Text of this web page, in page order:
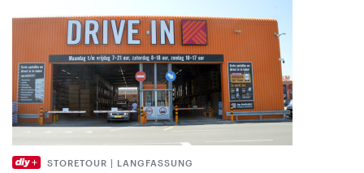
STORETOUR | LANGFASSUNG